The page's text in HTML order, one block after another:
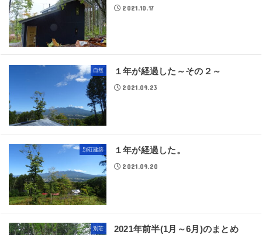
2021.10.17
自然 １年が経過した～その２～
2021.09.23
別荘建築 １年が経過した。
2021.09.20
別荘 2021年前半(1月～6月)のまとめ